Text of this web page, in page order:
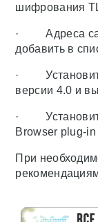
шифрования
· Адреса
добавить в
·
версии 4.0 и
·
Browser plug-
При